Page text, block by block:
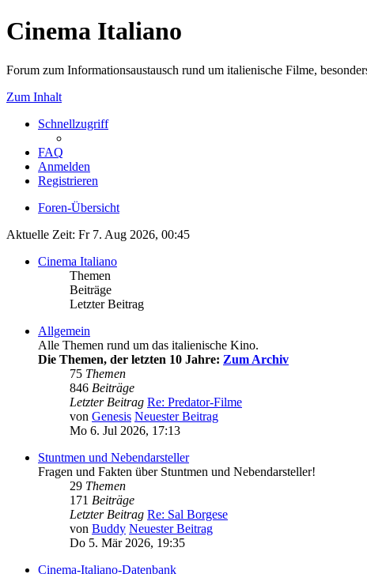
Cinema Italiano
Forum zum Informationsaustausch rund um italienische Filme,
Zum Inhalt
Schnellzugriff
FAQ
Anmelden
Registrieren
Foren-Übersicht
Aktuelle Zeit: Fr 7. Aug 2026, 00:45
Cinema Italiano
Themen
Beiträge
Letzter Beitrag
Allgemein
Alle Themen rund um das italienische Kino.
Die Themen, der letzten 10 Jahre: Zum Archiv
75 Themen
846 Beiträge
Letzter Beitrag Re: Predator-Filme
von Genesis Neuester Beitrag
Mo 6. Jul 2026, 17:13
Stuntmen und Nebendarsteller
Fragen und Fakten über Stuntmen und Nebendarsteller!
29 Themen
171 Beiträge
Letzter Beitrag Re: Sal Borgese
von Buddy Neuester Beitrag
Do 5. Mär 2026, 19:35
Cinema-Italiano-Datenbank